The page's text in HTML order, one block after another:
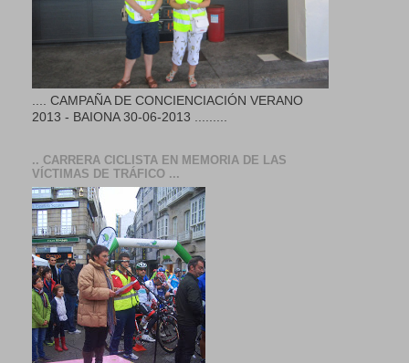
.... CAMPAÑA DE CONCIENCIACIÓN VERANO
2013 - BAIONA 30-06-2013 .........
.. CARRERA CICLISTA EN MEMORIA DE LAS
VÍCTIMAS DE TRÁFICO ...